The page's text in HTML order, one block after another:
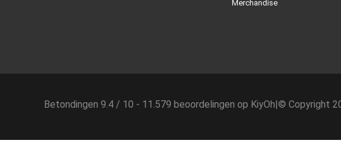
Merchandise
Betondingen 9.4 / 10 - 11.579 beoordelingen op KiyOh|© Copyright